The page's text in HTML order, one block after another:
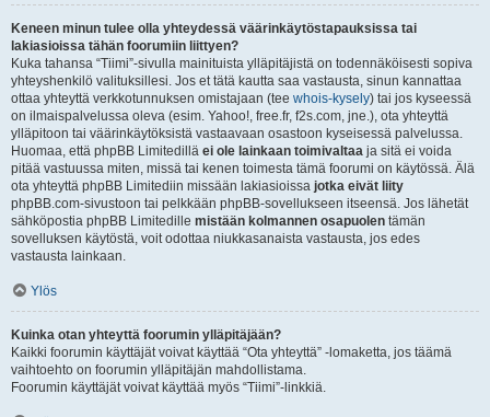
Keneen minun tulee olla yhteydessä väärinkäytöstapauksissa tai
lakiasioissa tähän foorumiin liittyen?
Kuka tahansa “Tiimi”-sivulla mainituista ylläpitäjistä on todennäköisesti sopiva
yhteyshenkilö valituksillesi. Jos et tätä kautta saa vastausta, sinun kannattaa
ottaa yhteyttä verkkotunnuksen omistajaan (tee whois-kysely) tai jos kyseessä
on ilmaispalvelussa oleva (esim. Yahoo!, free.fr, f2s.com, jne.), ota yhteyttä
ylläpitoon tai väärinkäytöksistä vastaavaan osastoon kyseisessä palvelussa.
Huomaa, että phpBB Limitedillä ei ole lainkaan toimivaltaa ja sitä ei voida
pitää vastuussa miten, missä tai kenen toimesta tämä foorumi on käytössä. Älä
ota yhteyttä phpBB Limitediin missään lakiasioissa jotka eivät liity
phpBB.com-sivustoon tai pelkkään phpBB-sovellukseen itseensä. Jos lähetät
sähköpostia phpBB Limitedille mistään kolmannen osapuolen tämän
sovelluksen käytöstä, voit odottaa niukkasanaista vastausta, jos edes
vastausta lainkaan.
Ylös
Kuinka otan yhteyttä foorumin ylläpitäjään?
Kaikki foorumin käyttäjät voivat käyttää “Ota yhteyttä” -lomaketta, jos täämä
vaihtoehto on foorumin ylläpitäjän mahdollistama.
Foorumin käyttäjät voivat käyttää myös “Tiimi”-linkkiä.